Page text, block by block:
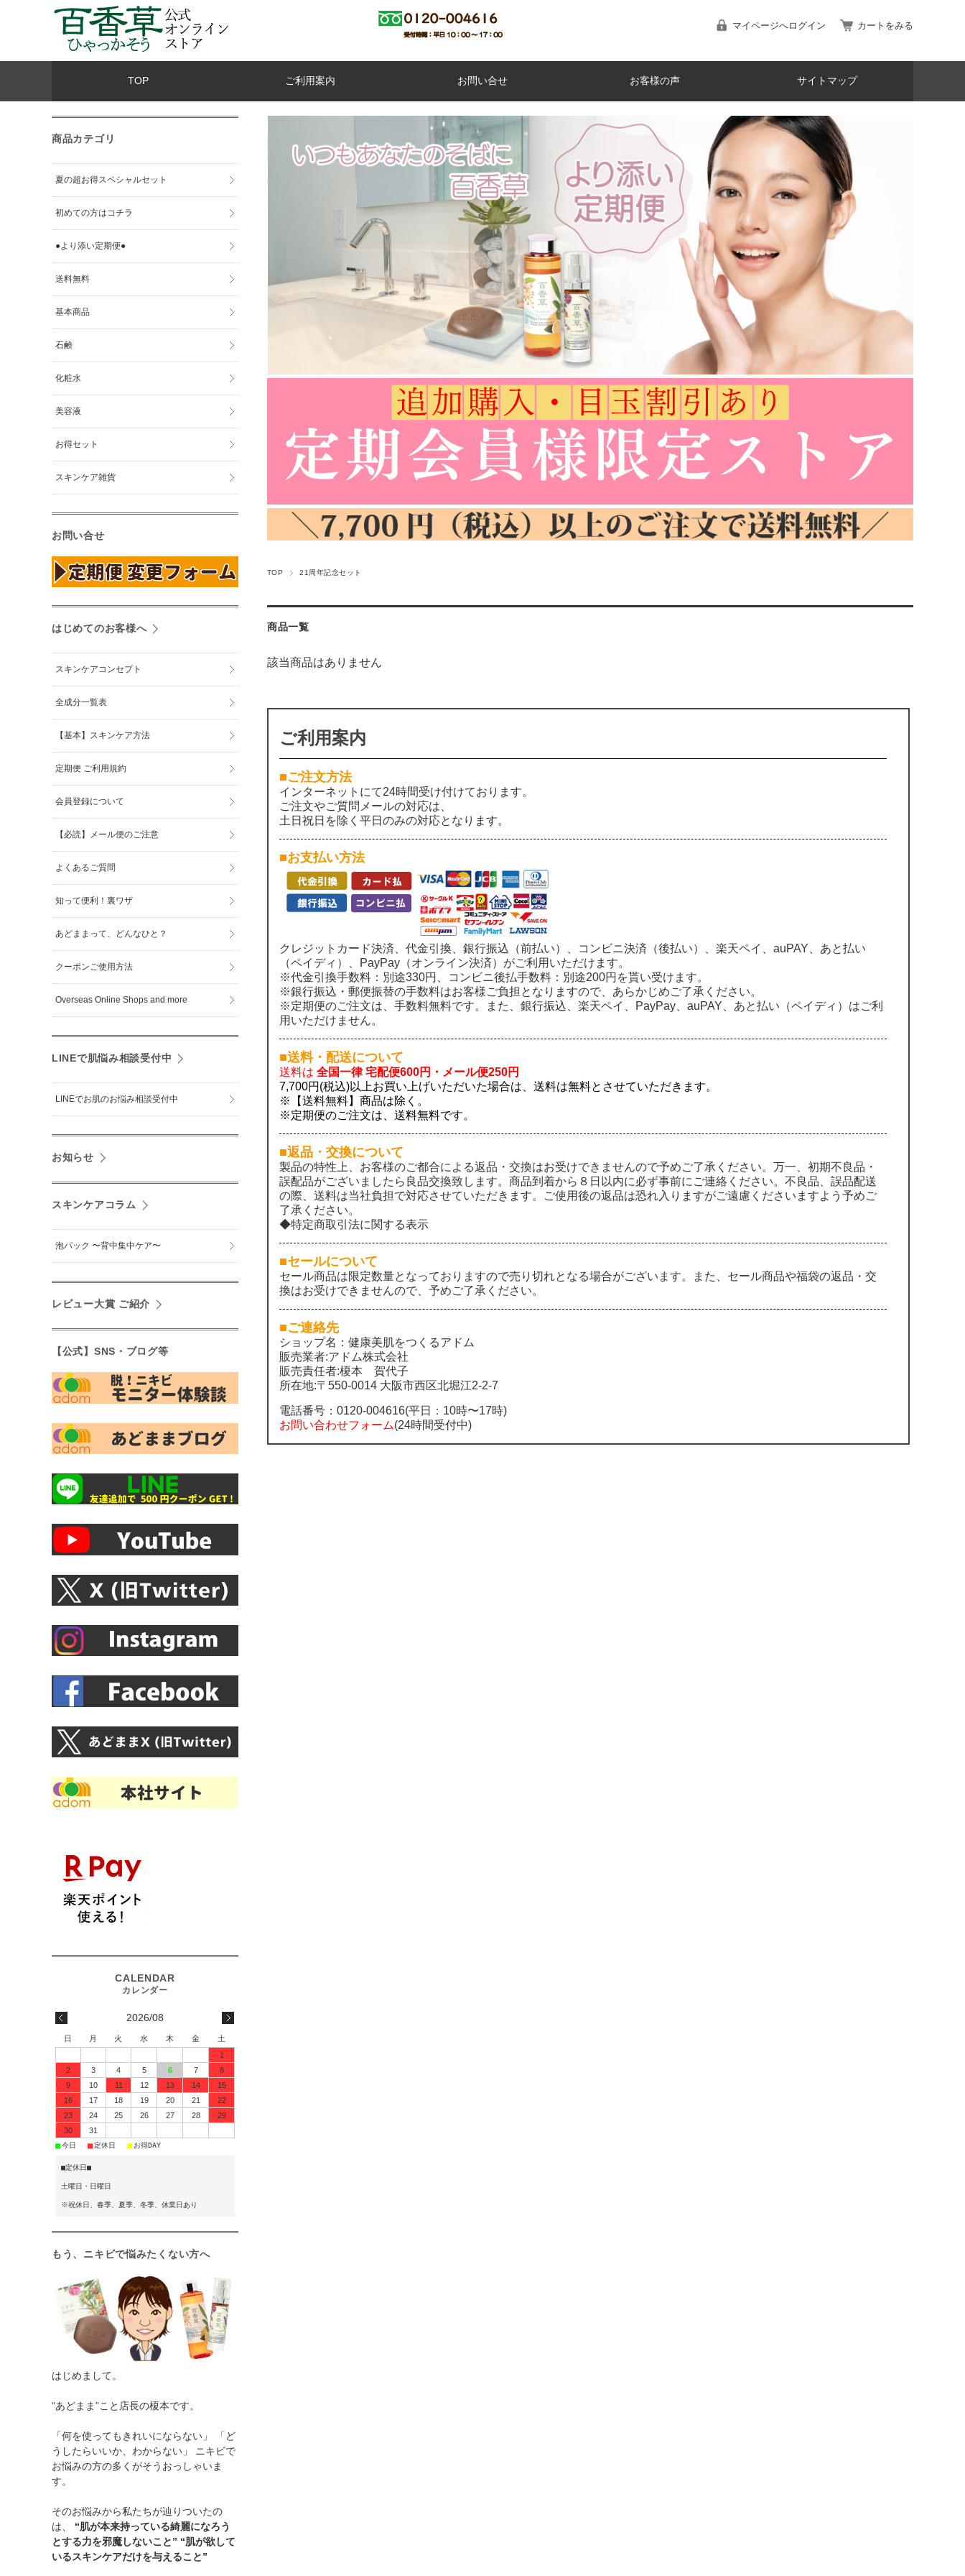
マイページへログイン カートをみる
TOP ご利用案内 お問い合せ お客様の声 サイトマップ
TOP 21周年記念セット
商品一覧
該当商品はありません
ご利用案内
■ご注文方法
インターネットにて24時間受け付けております。
ご注文やご質問メールの対応は、
土日祝日を除く平日のみの対応となります。
■お支払い方法
クレジットカード決済、代金引換、銀行振込（前払い）、コンビニ決済（後払い）、楽天ペイ、auPAY、あと払い
（ペイディ）、PayPay（オンライン決済）がご利用いただけます。
※代金引換手数料：別途330円、コンビニ後払手数料：別途200円を貰い受けます。
※銀行振込・郵便振替の手数料はお客様ご負担となりますので、あらかじめご了承ください。
※定期便のご注文は、手数料無料です。また、銀行振込、楽天ペイ、PayPay、auPAY、あと払い（ペイディ）はご利
用いただけません。
■送料・配送について
送料は 全国一律 宅配便600円・メール便250円
7,700円(税込)以上お買い上げいただいた場合は、送料は無料とさせていただきます。
※【送料無料】商品は除く。
※定期便のご注文は、送料無料です。
■返品・交換について
製品の特性上、お客様のご都合による返品・交換はお受けできませんので予めご了承ください。万一、初期不良品・
誤配品がございましたら良品交換致します。商品到着から８日以内に必ず事前にご連絡ください。不良品、誤品配送
の際、送料は当社負担で対応させていただきます。ご使用後の返品は恐れ入りますがご遠慮くださいますよう予めご
了承ください。
◆特定商取引法に関する表示
■セールについて
セール商品は限定数量となっておりますので売り切れとなる場合がございます。また、セール商品や福袋の返品・交
換はお受けできませんので、予めご了承ください。
■ご連絡先
ショップ名：健康美肌をつくるアドム
販売業者:アドム株式会社
販売責任者:榎本 賀代子
所在地:〒550-0014 大阪市西区北堀江2-2-7
電話番号： 0120-004616(平日：10時〜17時)
お問い合わせフォーム(24時間受付中)
商品カテゴリ
夏の超お得スペシャルセット
初めての方はコチラ
●より添い定期便●
送料無料
基本商品
石鹸
化粧水
美容液
お得セット
スキンケア雑貨
お問い合せ
はじめてのお客様へ
スキンケアコンセプト
全成分一覧表
【基本】スキンケア方法
定期便 ご利用規約
会員登録について
【必読】メール便のご注意
よくあるご質問
知って便利！裏ワザ
あどままって、どんなひと？
クーポンご使用方法
Overseas Online Shops and more
LINEで肌悩み相談受付中
LINEでお肌のお悩み相談受付中
お知らせ
スキンケアコラム
泡パック 〜背中集中ケア〜
レビュー大賞 ご紹介
【公式】SNS・ブログ等
2026/08
日 月 火 水 木 金
土
1
2
3 4 5 6 7
8
9
10 11 12 13 14
15
16
17 18 19 20 21
22
23
24 25 26 27 28
29
30
31
■今日 ■定休日 ■お得DAY
■定休日■
土曜日・日曜日
※祝休日、春季、夏季、冬季、休業日あり
もう、ニキビで悩みたくない方へ
はじめまして。
“あどまま”こと店長の榎本です。
「何を使ってもきれいにならない」 「ど
うしたらいいか、わからない」 ニキビで
お悩みの方の多くがそうおっしゃいま
す。
そのお悩みから私たちが辿りついたの
は、 “肌が本来持っている綺麗になろう
とする力を邪魔しないこと” “肌が欲して
いるスキンケアだけを与えること”